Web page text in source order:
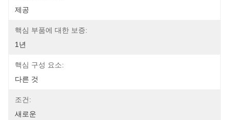
제공
핵심 부품에 대한 보증:
1년
핵심 구성 요소:
다른 것
조건:
새로운